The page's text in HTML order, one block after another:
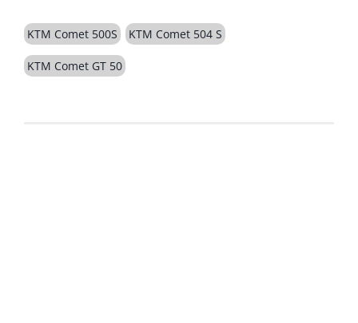
KTM Comet 500S KTM Comet 504 S
KTM Comet GT 50